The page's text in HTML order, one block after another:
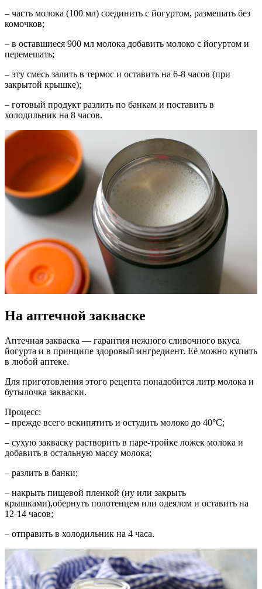
– часть молока (100 мл) соединить с йогуртом, размешать без
комочков;
– в оставшиеся 900 мл молока добавить молоко с йогуртом и
перемешать;
– эту смесь залить в термос и оставить на 6-8 часов (при
закрытой крышке);
– готовый продукт разлить по банкам и поставить в
холодильник на 8 часов.
На аптечной закваске
Аптечная закваска — гарантия нежного сливочного вкуса
йогурта и в принципе здоровый ингредиент. Её можно купить
в любой аптеке.
Для приготовления этого рецепта понадобится литр молока и
бутылочка закваски.
Процесс:
– прежде всего вскипятить и остудить молоко до 40°С;
– сухую закваску растворить в паре-тройке ложек молока и
добавить в остальную массу молока;
– разлить в банки;
– накрыть пищевой пленкой (ну или закрыть
крышками),обернуть полотенцем или одеялом и оставить на
12-14 часов;
– отправить в холодильник на 4 часа.